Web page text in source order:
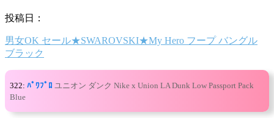
投稿日：
男女OK セール★SWAROVSKI★My Hero フープ バングル
ブラック
322: ﾊﾟﾜﾌﾟﾛ ユニオン ダンク Nike x Union LA Dunk Low Passport Pack
Blue